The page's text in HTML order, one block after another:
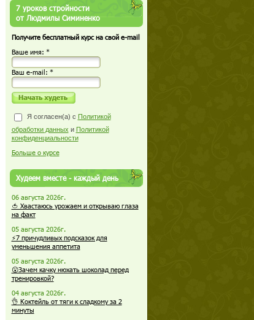
7 уроков стройности
от Людмилы Симиненко
Получите бесплатный курс на свой e-mail
Ваше имя: *
Ваш е-mail: *
Я согласен(а) с Политикой
обработки данных и Политикой
конфиденциальности
Больше о курсе
Худеем вместе - каждый день
06 августа 2026г.
🍅 Хвастаюсь урожаем и открываю глаза
на факт
05 августа 2026г.
⚡7 причудливых подсказок для
уменьшения аппетита
05 августа 2026г.
😮Зачем качку нюхать шоколад перед
тренировкой?
04 августа 2026г.
👌 Коктейль от тяги к сладкому за 2
минуты